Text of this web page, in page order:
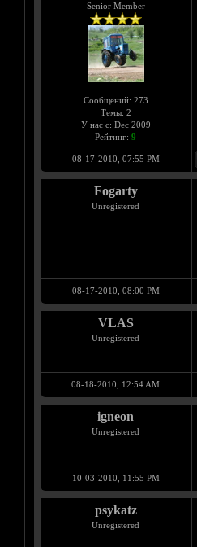
Senior Member
Сообщений: 273
Темы: 2
У нас с: Dec 2009
Рейтинг: 9
08-17-2010, 07:55 PM
Fogarty
Unregistered
08-17-2010, 08:00 PM
VLAS
Unregistered
08-18-2010, 12:54 AM
igneon
Unregistered
10-03-2010, 11:55 PM
psykatz
Unregistered